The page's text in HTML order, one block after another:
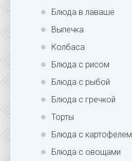
Блюда в лаваше
Выпечка
Колбаса
Блюда с рисом
Блюда с рыбой
Блюда с гречкой
Торты
Блюда с картофелем
Блюда с овощами